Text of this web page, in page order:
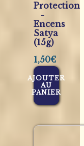
Protection
-
Encens
Satya
(15g)
1,50€
AJOUTER
AU
PANIER